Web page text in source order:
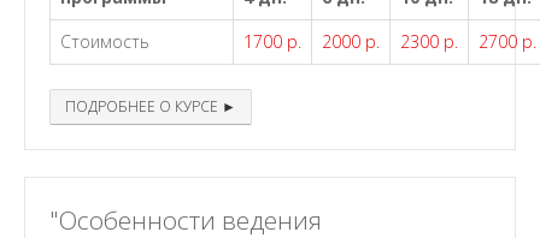
Стоимость
1700 р. 2000 р. 2300 р. 2700 р.
ПОДРОБНЕЕ О КУРСЕ ►
"Особенности ведения